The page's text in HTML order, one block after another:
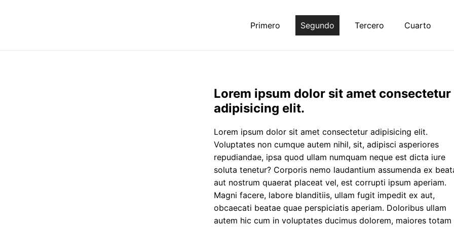
Primero Segundo Tercero Cuarto
Lorem ipsum dolor sit amet consectetur
adipisicing elit.
Lorem ipsum dolor sit amet consectetur adipisicing elit.
Voluptates non cumque autem nihil, sit, adipisci asperiores
repudiandae, ipsa quod ullam numquam neque est dicta iure
soluta tenetur? Corporis nemo laudantium assumenda ex
aut nostrum quaerat placeat vel, est corrupti ipsum aperiam.
Magni facere, labore blanditiis, ullam fugit impedit ex aut,
obcaecati beatae quae perspiciatis aperiam. Doloribus ullam
autem hic cum in voluptates ducimus dolorem, maiores totam